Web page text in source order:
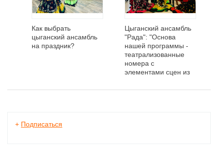
Как выбрать
цыганский ансамбль
на праздник?
Цыганский ансамбль
"Рада": "Основа
нашей программы -
театрализованные
номера с
элементами сцен из
+ Подписаться